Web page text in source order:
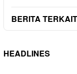
BERITA TERKAIT
HEADLINES